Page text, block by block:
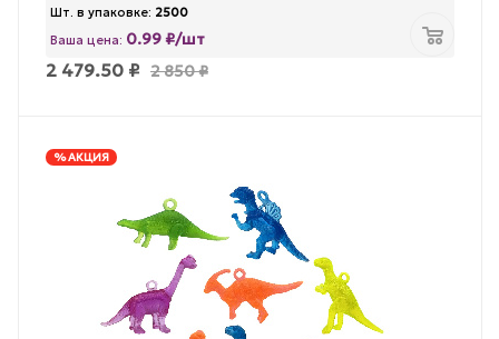
Шт. в упаковке: 2500
Ваша цена: 0.99 ₽/шт
2 479.50 ₽ 2 850₽
% АКЦИЯ